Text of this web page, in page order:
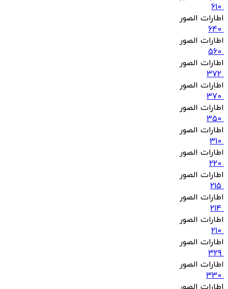
610
اطارات الصور
640
اطارات الصور
560
اطارات الصور
372
اطارات الصور
370
اطارات الصور
350
اطارات الصور
310
اطارات الصور
220
اطارات الصور
215
اطارات الصور
214
اطارات الصور
210
اطارات الصور
329
اطارات الصور
330